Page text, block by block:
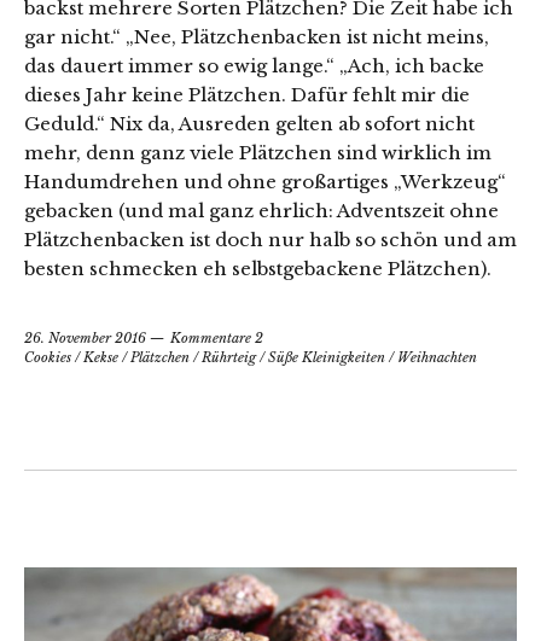
backst mehrere Sorten Plätzchen? Die Zeit habe ich
gar nicht.“ „Nee, Plätzchenbacken ist nicht meins,
das dauert immer so ewig lange.“ „Ach, ich backe
dieses Jahr keine Plätzchen. Dafür fehlt mir die
Geduld.“ Nix da, Ausreden gelten ab sofort nicht
mehr, denn ganz viele Plätzchen sind wirklich im
Handumdrehen und ohne großartiges „Werkzeug“
gebacken (und mal ganz ehrlich: Adventszeit ohne
Plätzchenbacken ist doch nur halb so schön und am
besten schmecken eh selbstgebackene Plätzchen).
26. November 2016
Kommentare 2
Cookies / Kekse / Plätzchen / Rührteig/Süße Kleinigkeiten / Weihnachten